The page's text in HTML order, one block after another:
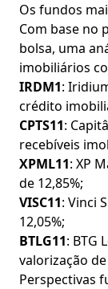
Os fundos
Com base no
bolsa, uma
imobiliários
IRDM1:
crédito
CPTS11:
recebíveis
XPML11: XP
de 12,85%;
VISC11: Vinci
12,05%;
BTLG11: BTG
valorização de
Perspectivas